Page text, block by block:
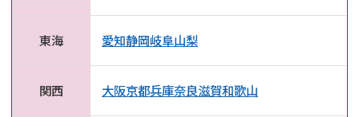
東海 愛知静岡岐阜山梨
関西 大阪京都兵庫奈良滋賀和歌山